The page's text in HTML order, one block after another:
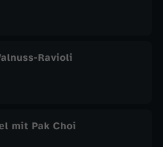
Ravioli
mit Pak Choi